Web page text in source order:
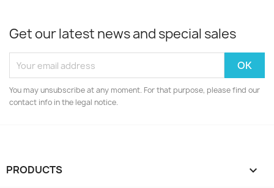
Get our latest news and special sales
You may unsubscribe at any moment. For that purpose, please find our
contact info in the legal notice.
PRODUCTS 